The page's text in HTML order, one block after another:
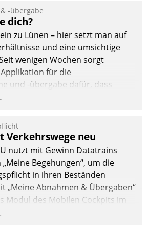
einen eigenen Kanal
-übergabe
dich?
zu Lünen – hier setzt man auf
und eine umsichtige
wenigen Wochen sorgt
für die
und -übergabe dafür, dass
kommen und, so es sein muss,
Verkehrswege neu
nutzt mit Gewinn Datatrains
Begehungen“, um die
in ihren Beständen
„Meine Abnahmen & Übergaben“
Modul des Mobilen Cockpits im